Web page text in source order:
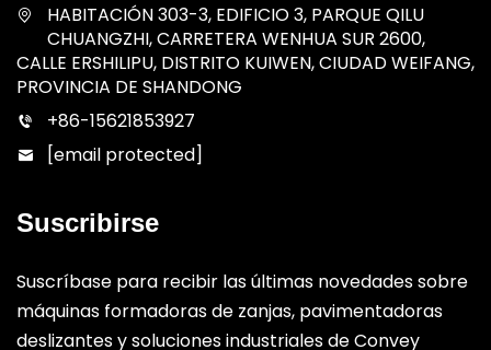
HABITACIÓN 303-3, EDIFICIO 3, PARQUE QILU
CHUANGZHI, CARRETERA WENHUA SUR 2600,
CALLE ERSHILIPU, DISTRITO KUIWEN, CIUDAD WEIFANG,
PROVINCIA DE SHANDONG
+86-15621853927
[email protected]
Suscribirse
Suscríbase para recibir las últimas novedades sobre
máquinas formadoras de zanjas, pavimentadoras
deslizantes y soluciones industriales de Convey